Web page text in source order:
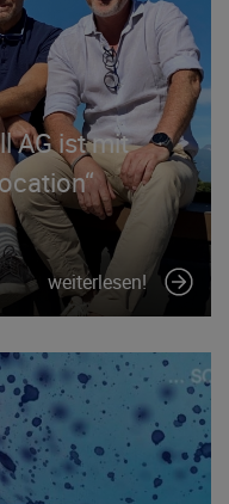
AG ist mit
weiterlesen!